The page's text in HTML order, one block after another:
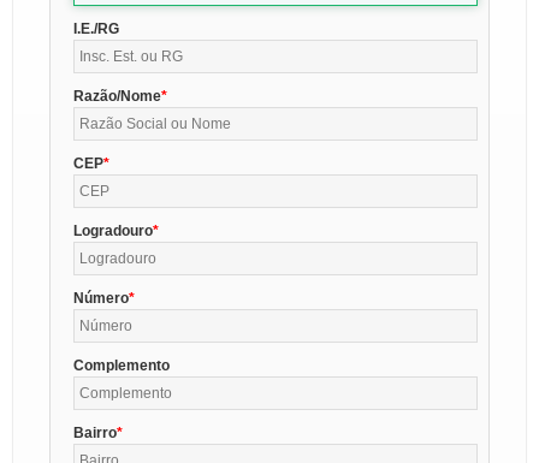
I.E./RG
Razão/Nome
CEP
Logradouro
Número
Complemento
Bairro